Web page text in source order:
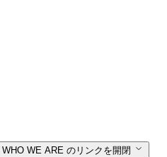
WHO WE ARE のリンクを開閉